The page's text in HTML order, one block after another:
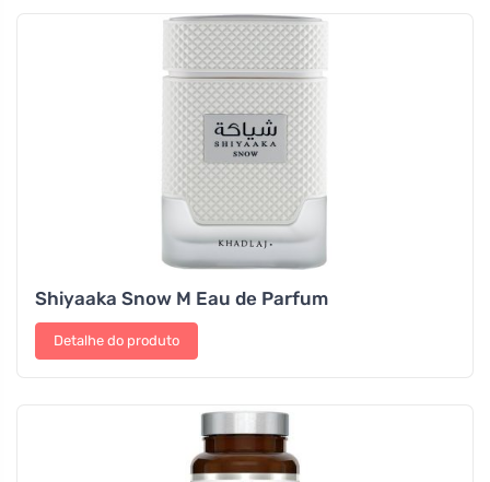
Shiyaaka Snow M Eau de Parfum
Detalhe do produto